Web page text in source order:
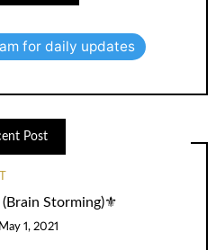
for daily updates
Post
(Brain Storming)⚜️
1, 2021